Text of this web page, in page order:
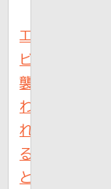
エ
ビ：
襲
わ
れ
る
と